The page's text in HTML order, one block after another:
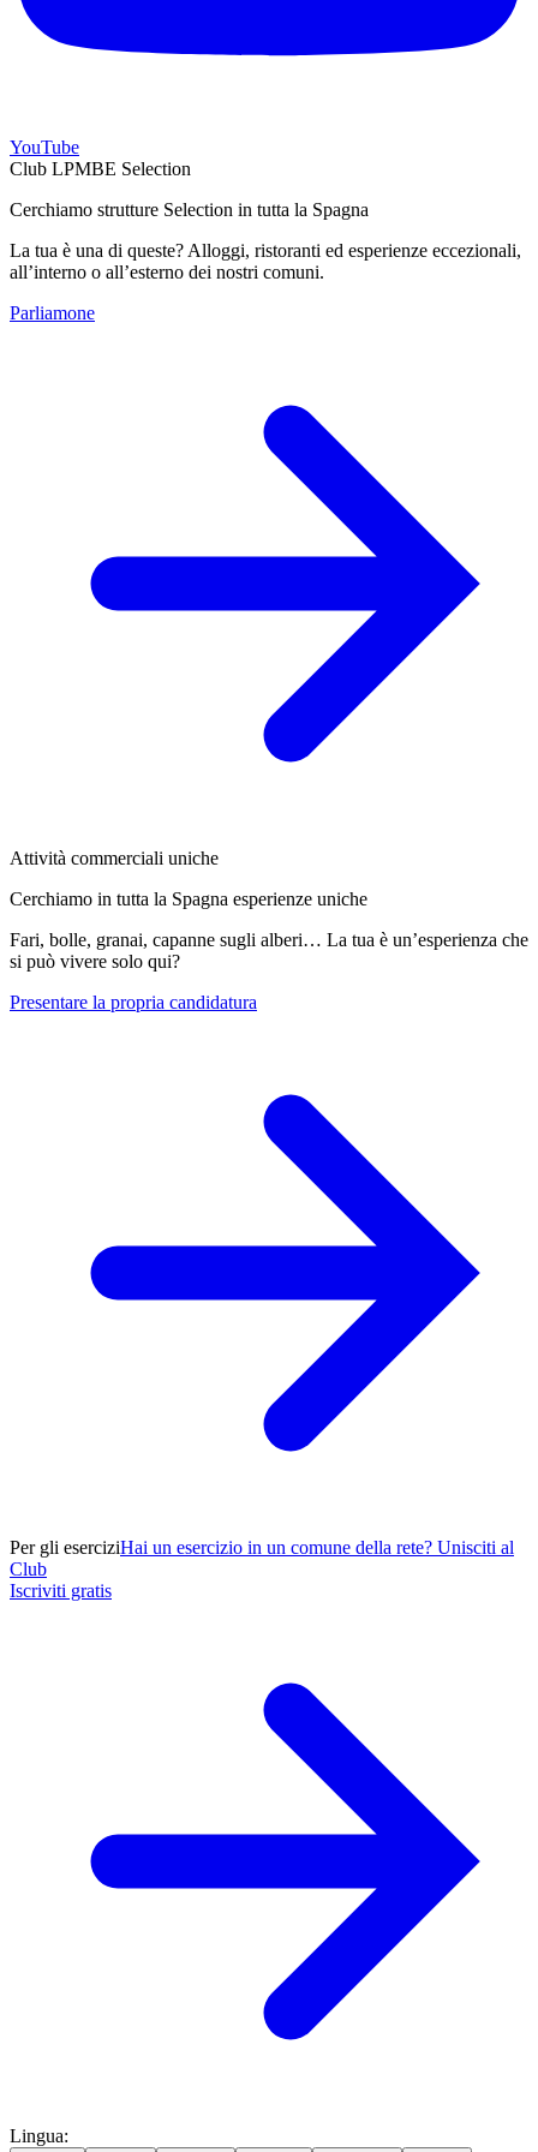
YouTube
Club LPMBE Selection
Cerchiamo strutture Selection in tutta la Spagna
La tua è una di queste? Alloggi, ristoranti ed esperienze eccezionali,
all’interno o all’esterno dei nostri comuni.
Parliamone
Attività commerciali uniche
Cerchiamo in tutta la Spagna esperienze uniche
Fari, bolle, granai, capanne sugli alberi… La tua è un’esperienza che
si può vivere solo qui?
Presentare la propria candidatura
Per gli eserciziHai un esercizio in un comune della rete? Unisciti al
Club
Iscriviti gratis
Lingua: